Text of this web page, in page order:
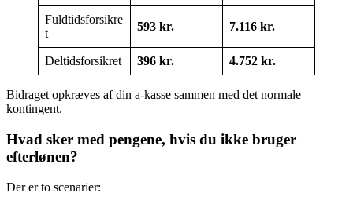
Fuldtidsforsikre
t
593 kr. 7.116 kr.
Deltidsforsikret 396 kr. 4.752 kr.
Bidraget opkræves af din a-kasse sammen med det normale
kontingent.
Hvad sker med pengene, hvis du ikke bruger
efterlønen?
Der er to scenarier: